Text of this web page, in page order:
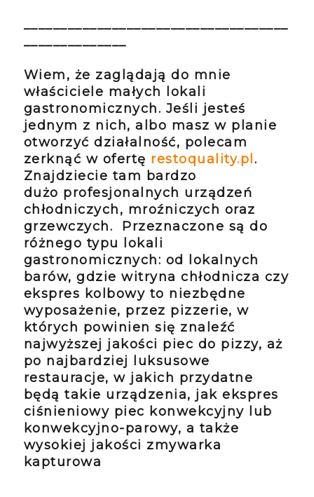
____________________________________
______________
Wiem, że zaglądają do mnie
właściciele małych lokali
gastronomicznych. Jeśli jesteś
jednym z nich, albo masz w planie
otworzyć działalność, polecam
zerknąć w ofertę restoquality.pl .
Znajdziecie tam bardzo
dużo profesjonalnych urządzeń
chłodniczych, mroźniczych oraz
grzewczych. Przeznaczone są do
różnego typu lokali
gastronomicznych: od lokalnych
barów, gdzie witryna chłodnicza czy
ekspres kolbowy to niezbędne
wyposażenie, przez pizzerie, w
których powinien się znaleźć
najwyższej jakości piec do pizzy, aż
po najbardziej luksusowe
restauracje, w jakich przydatne
będą takie urządzenia, jak ekspres
ciśnieniowy piec konwekcyjny lub
konwekcyjno-parowy, a także
wysokiej jakości zmywarka
kapturowa